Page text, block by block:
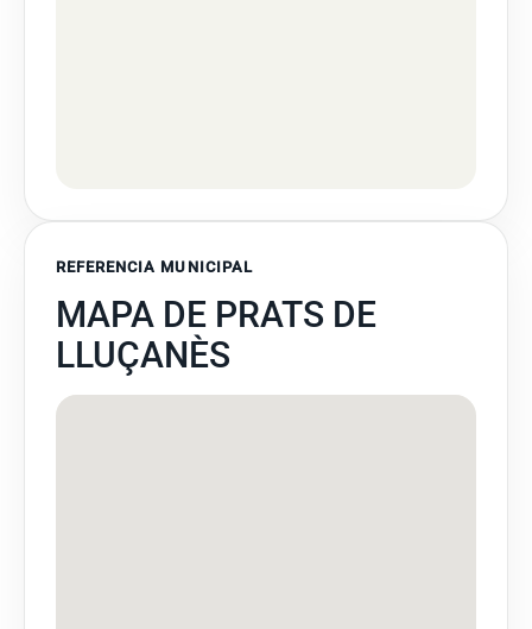
REFERENCIA MUNICIPAL
MAPA DE PRATS DE
LLUÇANÈS